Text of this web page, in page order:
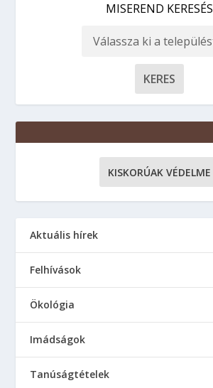
MISEREND KERESÉS
KISKORÚAK VÉDELME
Aktuális hírek
Felhívások
Ökológia
Imádságok
Tanúságtételek